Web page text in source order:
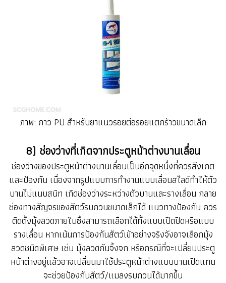
ภาพ: กาว PU สำหรับยาแนวรอยต่อรอยแตกร้าวขนาดเล็ก
8) ช่องว่างที่เกิดจากประตูหน้าต่างบานเลื่อน
ช่องว่างของประตูหน้าต่างบานเลื่อนเป็นอีกจุดหนึ่งที่ควรสังเกต
และป้องกัน เนื่องจากรูปแบบการทำงานแบบเลื่อนสไลด์ทำให้ตัว
บานไม่แนบสนิท เกิดช่องว่างระหว่างตัวบานและรางเลื่อน กลาย
ช่องทางสัญจรของสัตว์รบกวนขนาดเล็กได้ แนวทางป้องกัน ควร
ติดตั้งมุ้งลวดภายในซึ่งสามารถเลือกได้ทั้งแบบเปิดปิดหรือแบบ
รางเลื่อน หากเน้นการป้องกันสัตว์เข้าอย่างจริงจังอาจเลือกมุ้ง
ลวดชนิดพิเศษ เช่น มุ้งลวดกันจิ้งจก หรือกรณีที่จะเปลี่ยนประตู
หน้าต่างอยู่แล้วอาจเปลี่ยนมาใช้ประตูหน้าต่างแบบบานเปิดแทน
จะช่วยป้องกันสัตว์/แมลงรบกวนได้มากขึ้น